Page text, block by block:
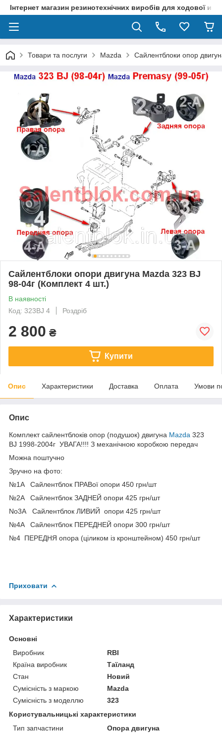
Інтернет магазин резинотехнічних виробів для ходової и
Товари та послуги Mazda Сайлентблоки опор
Сайлентблоки опори двигуна Mazda 323 BJ
98-04г (Комплект 4 шт.)
В наявності
Код: 323BJ 4
Роздріб
2 800 ₴
Купити
Опис Характеристики Доставка Оплата Умови
Опис
Комплект сайлентблоків опор (подушок) двигуна Mazda 323
BJ 1998-2004г УВАГА!!!! З механічною коробкою передач
Можна поштучно
Зручно на фото:
№1A Сайлентблок ПРАВої опори 450 грн/шт
№2A Сайлентблок ЗАДНЕЙ опори 425 грн/шт
No3A Сайлентблок ЛИВИЙ опори 425 грн/шт
№4A Сайлентблок ПЕРЕДНЕЙ опори 300 грн/шт
№4 ПЕРЕДНЯ опора (ціликом із кронштейном) 450 грн/шт
Приховати
Характеристики
Основні
Виробник
RBI
Країна виробник
Таїланд
Стан
Новий
Сумісність з маркою
Mazda
Сумісність з моделлю
323
Користувальницькі характеристики
Тип запчастини
Опора двигуна